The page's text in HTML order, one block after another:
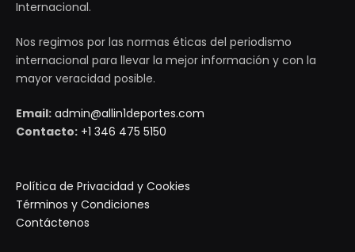
Internacional.
Nos regimos por las normas éticas del periodismo
internacional para llevar la mejor información y con la
mayor veracidad posible.
Email: admin@allin1deportes.com
Contacto: +1 346 475 5150
Política de Privacidad y Cookies
Términos y Condiciones
Contáctenos